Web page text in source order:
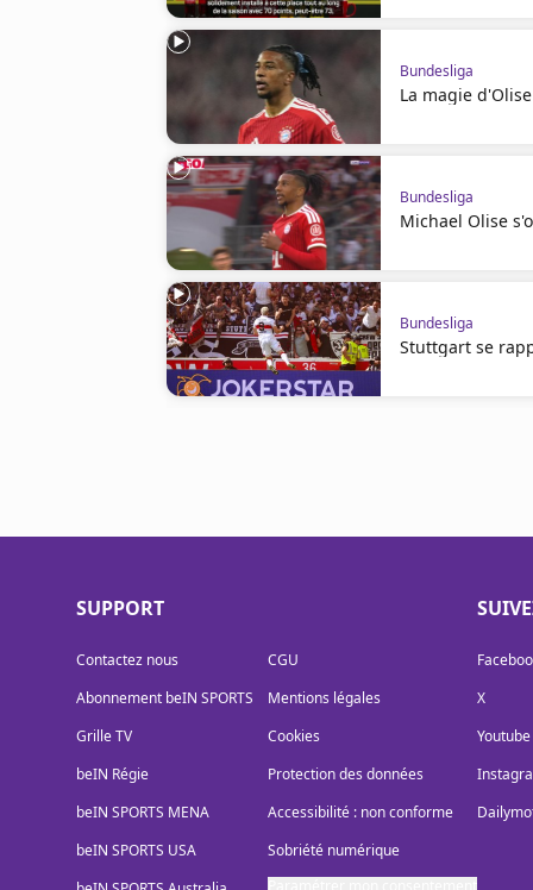
Bundesliga
La magie
Bundesliga
Michael Olise
Bundesliga
Stuttgart se
SUPPORT
Contactez nous
Abonnement beIN SPORTS
Grille TV
beIN Régie
beIN SPORTS MENA
beIN SPORTS USA
CGU
Mentions légales
Cookies
Protection des données
Accessibilité : non conforme
Sobriété numérique
X
Youtube